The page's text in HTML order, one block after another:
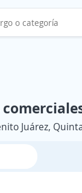
Juárez,